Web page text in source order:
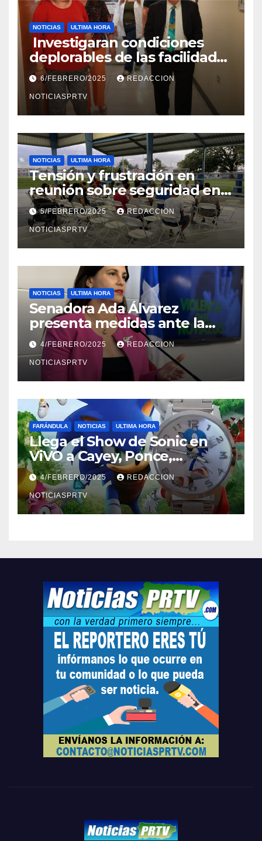
NOTICIAS ULTIMA HORA
Investigaran condiciones
deplorables de las facilidades
el Departamento de la Salud
en Mayagüez
6/FEBRERO/2025 REDACCION
NOTICIASPRTV
NOTICIAS ULTIMA HORA
Tensión y frustración en
reunión sobre seguridad en
Reparto Metropolitano
5/FEBRERO/2025 REDACCION
NOTICIASPRTV
NOTICIAS ULTIMA HORA
Senadora Ada Álvarez
presenta medidas ante la
violencia en el noviazgo
4/FEBRERO/2025 REDACCION
NOTICIASPRTV
FARÁNDULA NOTICIAS ULTIMA HORA
Llega el Show de Sonic en
ViVO a Cayey, Ponce,
Barceloneta y Humacao,
Relojes gratis para el que
compre ahora….
4/FEBRERO/2025 REDACCION
NOTICIASPRTV